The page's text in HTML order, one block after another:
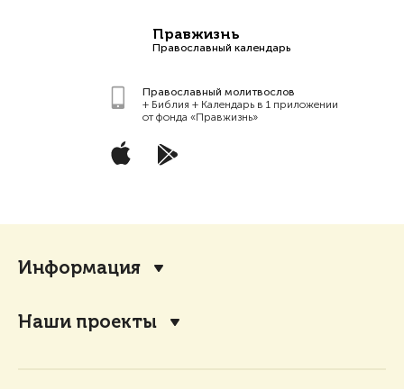
Правжизнь
Православный календарь
Православный молитвослов
+ Библия + Календарь в 1 приложении
от фонда «Правжизнь»
Информация
Наши проекты